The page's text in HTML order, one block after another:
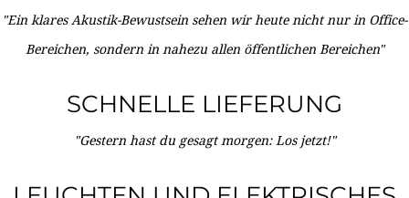
"Ein klares Akustik-Bewustsein sehen wir heute nicht nur in Office-
Bereichen, sondern in nahezu allen öffentlichen Bereichen"
SCHNELLE LIEFERUNG
"Gestern hast du gesagt morgen: Los jetzt!"